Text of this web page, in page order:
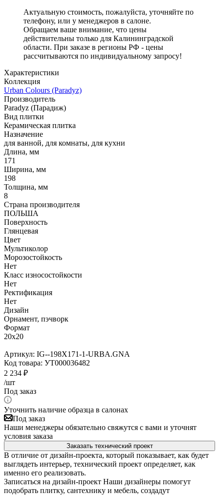
Актуальную стоимость, пожалуйста, уточняйте по
телефону, или у менеджеров в салоне.
Обращаем ваше внимание, что цены
действительны только для Калининградской
области. При заказе в регионы РФ - цены
рассчитываются по индивидуальному запросу!
Характеристики
Коллекция
Urban Colours (Paradyz)
Производитель
Paradyz (Парадиж)
Вид плитки
Керамическая плитка
Назначение
для ванной, для комнаты, для кухни
Длина, мм
171
Ширина, мм
198
Толщина, мм
8
Страна производителя
ПОЛЬША
Поверхность
Глянцевая
Цвет
Мультиколор
Морозостойкость
Нет
Класс износостойкости
Нет
Ректификация
Нет
Дизайн
Орнамент, пэчворк
Формат
20x20
Артикул: IG--198X171-1-URBA.GNA
Код товара: УТ000036482
2 234 ₽
/шт
Под заказ
Уточнить наличие образца в салонах
Под заказ
Наши менеджеры обязательно свяжутся с вами и уточнят
условия заказа
Заказать технический проект
В отличие от дизайн-проекта, который показывает, как будет
выглядеть интерьер, технический проект определяет, как
именно его реализовать.
Записаться на дизайн-проект Наши дизайнеры помогут
подобрать плитку, сантехнику и мебель, создадут